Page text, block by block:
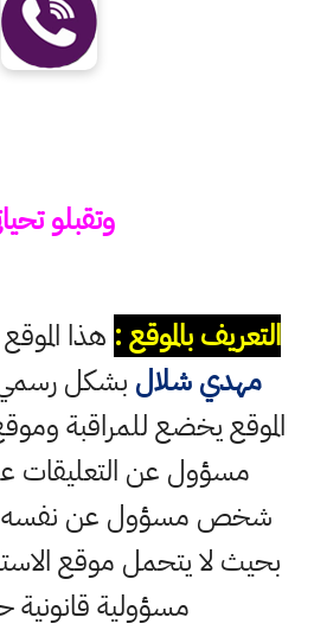
وتقبلو
التعريف بالموقع : هذا
مهدي شلال بشكل رسمي
الموقع يخضع للمراقبة
مسؤول عن التعليقات
شخص مسؤول عن نفسه
بحيث لا يتحمل موقع
مسؤولية